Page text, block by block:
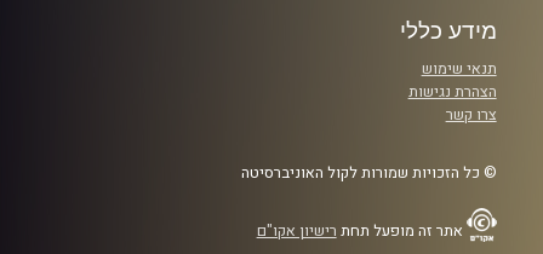
מידע כללי
תנאי שימוש
הצהרת נגישות
צרו קשר
© כל הזכויות שמורות לקול האוניברסיטה
אתר זה מופעל תחת רישיון אקו"ם